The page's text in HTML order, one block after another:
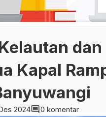
Kapal
2024comment0 komentar